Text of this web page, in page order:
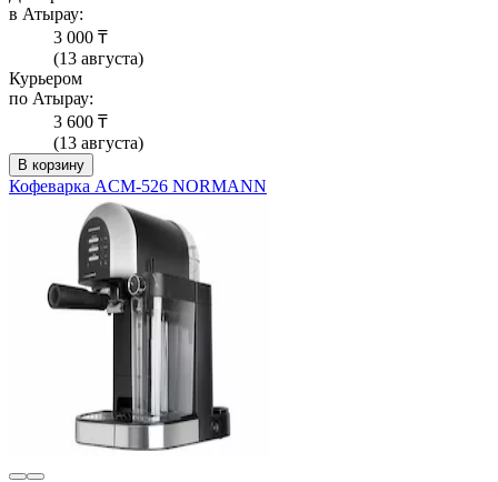
в Атырау:
3 000 ₸
(13 августа)
Курьером
по Атырау:
3 600 ₸
(13 августа)
В корзину
Кофеварка ACM-526 NORMANN